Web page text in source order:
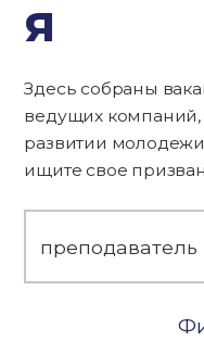
я
Здесь собраны
ведущих компаний,
развитии
ищите свое